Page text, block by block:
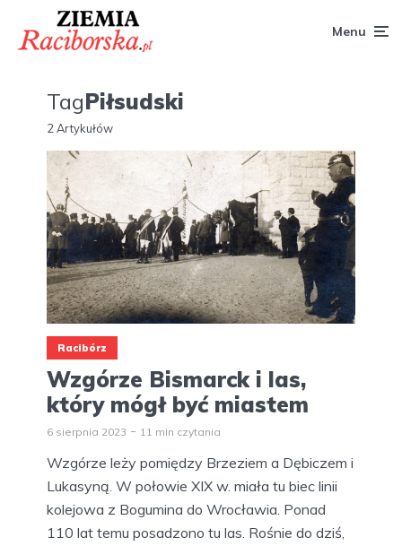
Menu
TagPiłsudski
2 Artykułów
Racibórz
Wzgórze Bismarck i las,
który mógł być miastem
6 sierpnia 2023 11 min czytania
Wzgórze leży pomiędzy Brzeziem a Dębiczem i
Lukasyną. W połowie XIX w. miała tu biec linii
kolejowa z Bogumina do Wrocławia. Ponad
110 lat temu posadzono tu las. Rośnie do dziś,